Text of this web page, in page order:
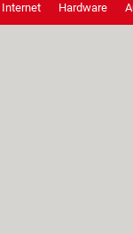
Internet Hardware